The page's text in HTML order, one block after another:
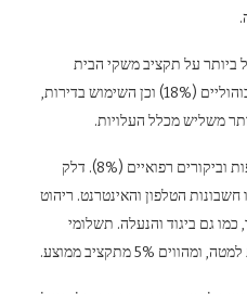
ביותר על תקציב משקי הבית
הפולניים נובע ממזון ומשקאות לא אלכוהוליים (18%) וכן השימוש בדירות,
את המקום השלישי בסל תופסים תרופות וביקורים רפואיים (8%). דלק
7%, כלומר כמו חשבונות הטלפון והאינטרנט. ריהוט
משק בית הם 6% כל אחד, כמו גם ביגוד והנעלה. תשלומי
5% מתקציב ממוצע.